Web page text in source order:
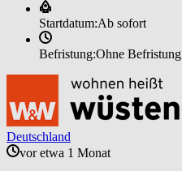
Startdatum:Ab sofort
Befristung:Ohne Befristung
Deutschland
vor etwa 1 Monat